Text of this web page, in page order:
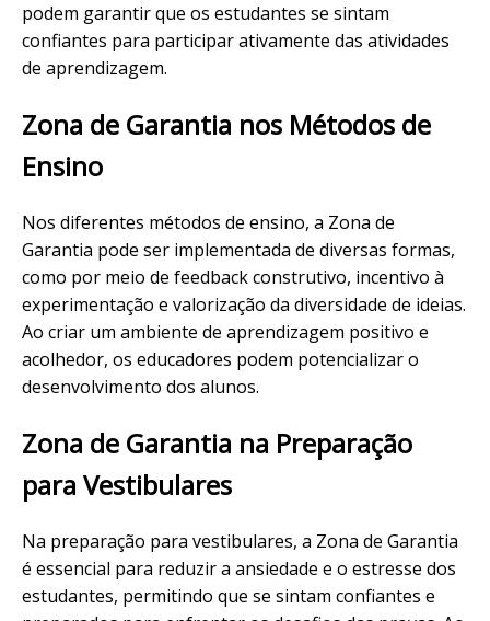
podem garantir que os estudantes se sintam
confiantes para participar ativamente das atividades
de aprendizagem.
Zona de Garantia nos Métodos de
Ensino
Nos diferentes métodos de ensino, a Zona de
Garantia pode ser implementada de diversas formas,
como por meio de feedback construtivo, incentivo à
experimentação e valorização da diversidade de ideias.
Ao criar um ambiente de aprendizagem positivo e
acolhedor, os educadores podem potencializar o
desenvolvimento dos alunos.
Zona de Garantia na Preparação
para Vestibulares
Na preparação para vestibulares, a Zona de Garantia
é essencial para reduzir a ansiedade e o estresse dos
estudantes, permitindo que se sintam confiantes e